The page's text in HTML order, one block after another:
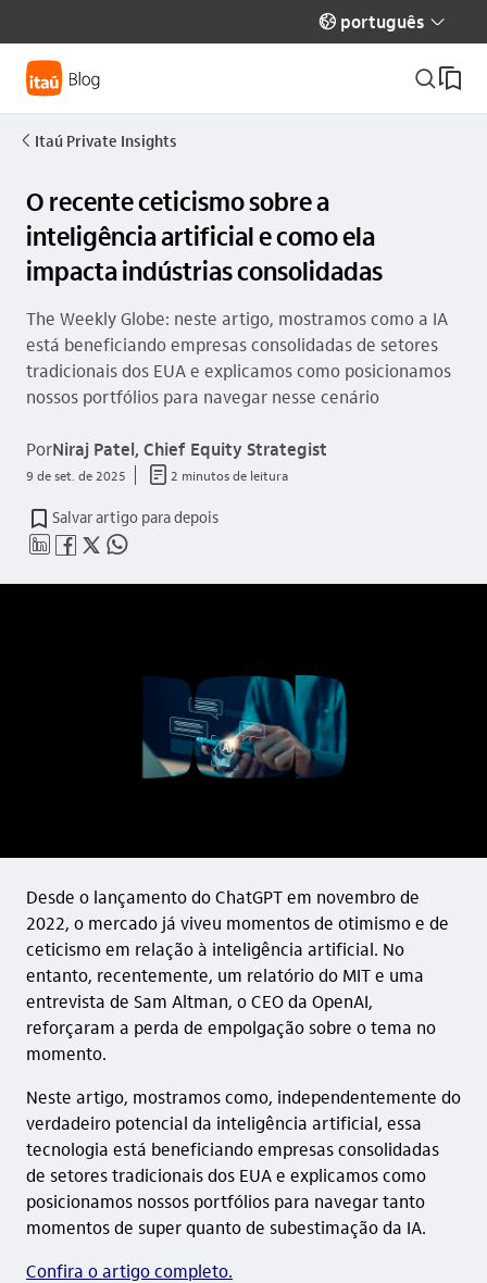
globo_outline português seta_baixo
busca_outline
seta_esquerda Itaú Private Insights
O recente ceticismo sobre a
inteligência artificial e como ela
impacta indústrias consolidadas
The Weekly Globe: neste artigo, mostramos como a IA
está beneficiando empresas consolidadas de setores
tradicionais dos EUA e explicamos como posicionamos
nossos portfólios para navegar nesse cenário
PorNiraj Patel, Chief Equity Strategist
9 de set. de 2025 documento_outline 2 minutos de leitura
Salvar artigo para depois
linkedin_base facebook_outline twitter_outline whatsapp_outline
Desde o lançamento do ChatGPT em novembro de
2022, o mercado já viveu momentos de otimismo e de
ceticismo em relação à inteligência artificial. No
entanto, recentemente, um relatório do MIT e uma
entrevista de Sam Altman, o CEO da OpenAI,
reforçaram a perda de empolgação sobre o tema no
momento.
Neste artigo, mostramos como, independentemente do
verdadeiro potencial da inteligência artificial, essa
tecnologia está beneficiando empresas consolidadas
de setores tradicionais dos EUA e explicamos como
posicionamos nossos portfólios para navegar tanto
momentos de super quanto de subestimação da IA.
Confira o artigo completo.